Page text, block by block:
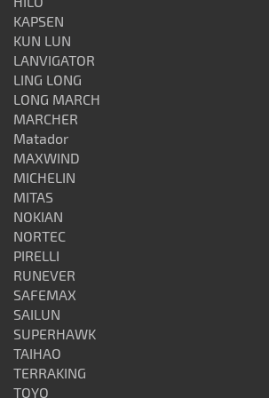
KAPSEN
KUN LUN
LANVIGATOR
LING LONG
LONG MARCH
MARCHER
Matador
MAXWIND
MICHELIN
MITAS
NOKIAN
NORTEC
PIRELLI
RUNEVER
SAFEMAX
SAILUN
SUPERHAWK
TAIHAO
TERRAKING
TOYO